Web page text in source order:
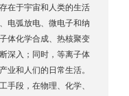
在于宇宙和人类的生活
电弧放电、微电子和纳
体化学合成、热核聚变
深入；同时，等离子体
业和人们的日常生活。
手段，在物理、化学、